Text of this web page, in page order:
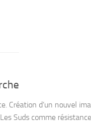
Création d’un nouvel
Suds comme